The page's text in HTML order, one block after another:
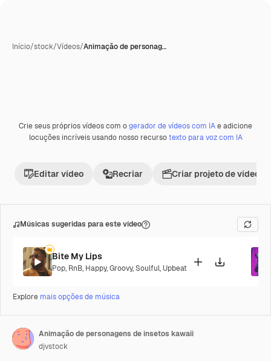
Início/stock/Vídeos/Animação de personag…
Premium
Crie seus próprios vídeos com ogerador de vídeos com IAe adicione
locuções incríveis usando nosso recursotexto para voz com IA
Editar vídeo Recriar Criar projeto de vídeo
Músicas sugeridas para este vídeo
Bite My Lips
Pop, RnB, Happy,Groovy,Soulful, Upbeat
Explore mais opções de música
Animação de personagens de insetos kawaii
djvstock